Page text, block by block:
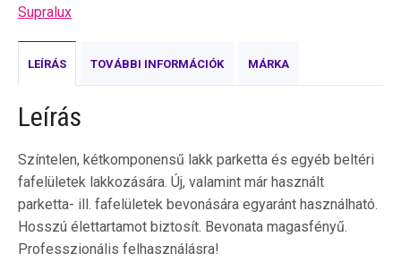
Supralux
LEÍRÁS TOVÁBBI INFORMÁCIÓK MÁRKA
Leírás
Színtelen, kétkomponensű lakk parketta és egyéb beltéri
fafelületek lakkozására. Új, valamint már használt
parketta- ill. fafelületek bevonására egyaránt használható.
Hosszú élettartamot biztosít. Bevonata magasfényű.
Professzionális felhasználásra!